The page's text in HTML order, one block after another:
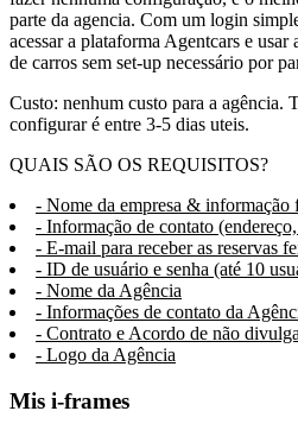
parte da agencia. Com um login
acessar a plataforma Agentcars e
de carros sem set-up necessário por
Custo: nenhum custo para a agência.
configurar é entre 3-5 dias uteis.
QUAIS SÃO OS REQUISITOS?
- Nome da empresa & informação
- Informação de contato
- E-mail para receber as reservas
- ID de usuário e senha (até 10
- Nome da Agência
- Informações de contato da
- Contrato e Acordo de não
- Logo da Agência
Mis i-frames